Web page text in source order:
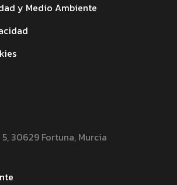
y Medio Ambiente
30629 Fortuna, Murcia